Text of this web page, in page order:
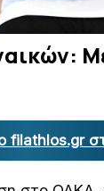
filathlos.gr